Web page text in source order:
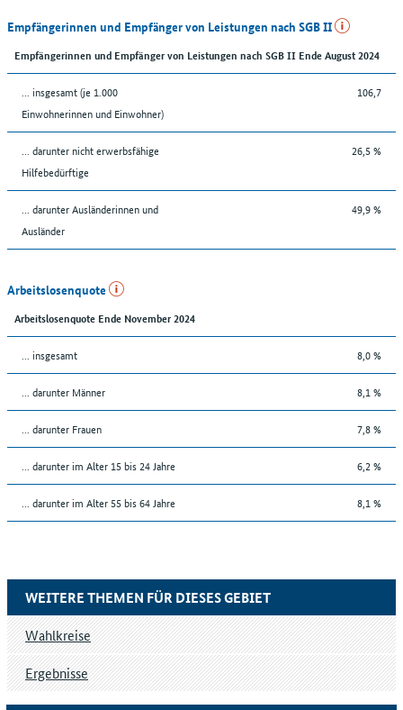
Empfängerinnen und Empfänger von Leistungen nach SGB II
Empfängerinnen und Empfänger von Leistungen nach SGB II Ende August 2024
... insgesamt (je 1.000
Einwohnerinnen und Einwohner)
106,7
... darunter nicht erwerbsfähige
Hilfebedürftige
26,5 %
... darunter Ausländerinnen und
Ausländer
49,9 %
Arbeitslosenquote
Arbeitslosenquote Ende November 2024
... insgesamt 8,0 %
... darunter Männer 8,1 %
... darunter Frauen 7,8 %
... darunter im Alter 15 bis 24 Jahre 6,2 %
... darunter im Alter 55 bis 64 Jahre 8,1 %
WEITERE THEMEN FÜR DIESES GEBIET
Wahlkreise
Ergebnisse